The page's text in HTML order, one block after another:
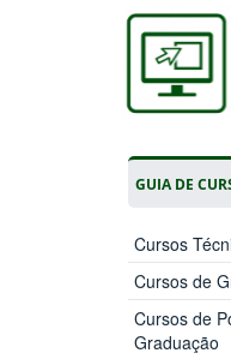
GUIA DE
Cursos
Cursos de
Cursos de
Graduação